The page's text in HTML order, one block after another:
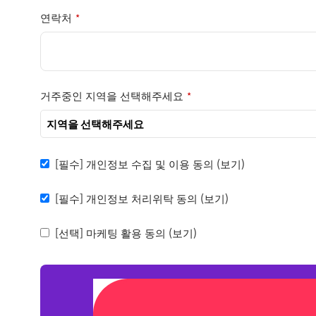
연락처 *
거주중인 지역을 선택해주세요 *
[필수] 개인정보 수집 및 이용 동의 (보기)
[필수] 개인정보 처리위탁 동의 (보기)
[선택] 마케팅 활용 동의 (보기)